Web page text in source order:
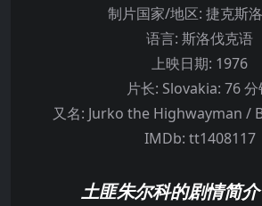
制片国家/地区: 捷克斯
语言: 斯洛伐克语
上映日期: 1976
片长: Slovakia: 76 分
又名: Jurko the Highwayman /
IMDb: tt1408117
土匪朱尔科的剧情简介